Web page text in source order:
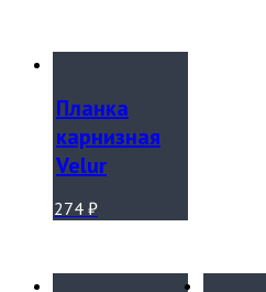
Планка
карнизная
Velur
274 ₽